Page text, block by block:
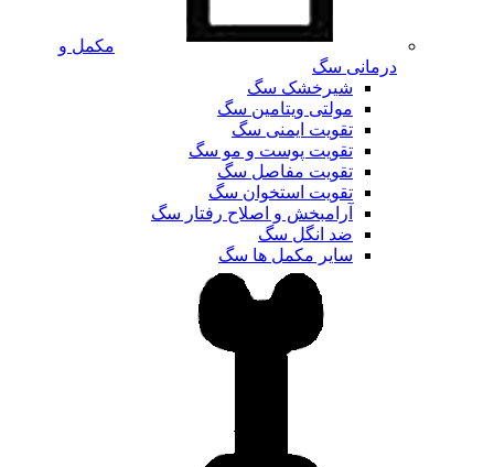
مکمل و
درمانی سگ
شیرخشک سگ
مولتی ویتامین سگ
تقویت ایمنی سگ
تقویت پوست و مو سگ
تقویت مفاصل سگ
تقویت استخوان سگ
آرامبخش و اصلاح رفتار سگ
ضد انگل سگ
سایر مکمل ها سگ